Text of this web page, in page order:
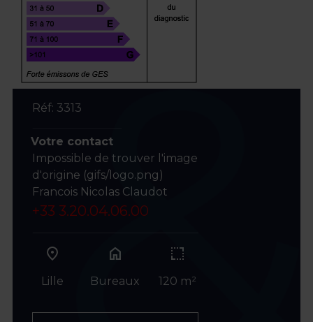
Réf: 3313
Votre contact
Impossible de trouver l'image
d'origine (gifs/logo.png)
Francois Nicolas Claudot
+33 3.20.04.06.00
Lille
home
Bureaux 120 m²